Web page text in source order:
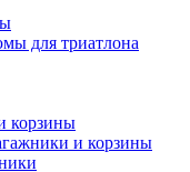
для триатлона
корзины
и корзины